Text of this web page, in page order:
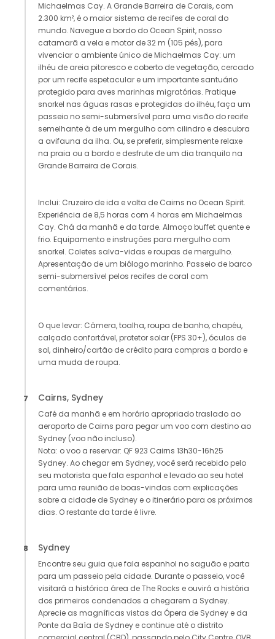
Michaelmas Cay. A Grande Barreira de Corais, com
2.300 km², é o maior sistema de recifes de coral do
mundo. Navegue a bordo do Ocean Spirit, nosso
catamarã a vela e motor de 32 m (105 pés), para
vivenciar o ambiente único de Michaelmas Cay: um
ilhéu de areia pitoresco e coberto de vegetação, cercado
por um recife espetacular e um importante santuário
protegido para aves marinhas migratórias. Pratique
snorkel nas águas rasas e protegidas do ilhéu, faça um
passeio no semi-submersível para uma visão do recife
semelhante à de um mergulho com cilindro e descubra
a avifauna da ilha. Ou, se preferir, simplesmente relaxe
na praia ou a bordo e desfrute de um dia tranquilo na
Grande Barreira de Corais.
Inclui: Cruzeiro de ida e volta de Cairns no Ocean Spirit.
Experiência de 8,5 horas com 4 horas em Michaelmas
Cay. Chá da manhã e da tarde. Almoço buffet quente e
frio. Equipamento e instruções para mergulho com
snorkel. Coletes salva-vidas e roupas de mergulho.
Apresentação de um biólogo marinho. Passeio de barco
semi-submersível pelos recifes de coral com
comentários.
O que levar: Câmera, toalha, roupa de banho, chapéu,
calçado confortável, protetor solar (FPS 30+), óculos de
sol, dinheiro/cartão de crédito para compras a bordo e
uma muda de roupa.
7 Cairns, Sydney
Café da manhã e em horário apropriado traslado ao
aeroporto de Cairns para pegar um voo com destino ao
Sydney (voo não incluso).
Nota: o voo a reservar: QF 923 Cairns 13h30-16h25
Sydney. Ao chegar em Sydney, você será recebido pelo
seu motorista que fala espanhol e levado ao seu hotel
para uma reunião de boas-vindas com explicações
sobre a cidade de Sydney e o itinerário para os próximos
dias. O restante da tarde é livre.
8 Sydney
Encontre seu guia que fala espanhol no saguão e parta
para um passeio pela cidade. Durante o passeio, você
visitará a histórica área de The Rocks e ouvirá a história
dos primeiros condenados a chegarem a Sydney.
Aprecie as magníficas vistas da Ópera de Sydney e da
Ponte da Baía de Sydney e continue até o distrito